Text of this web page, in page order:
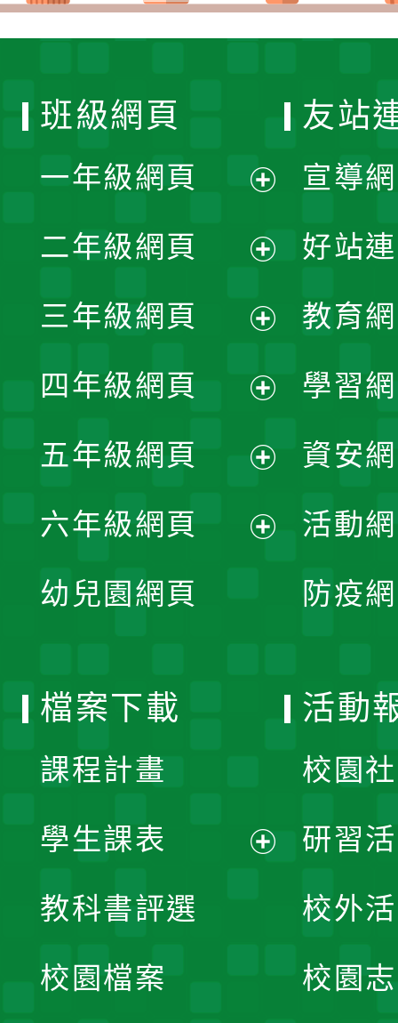
班級網頁
一年級網頁
開
選
單
二年級網頁
開
選
單
三年級網頁
開
選
單
四年級網頁
開
選
五年級網頁
開
六年級網頁
幼兒園網頁
友站
宣導
好站
教育
學習
資安
活動
防疫
檔案下載
課程計畫
學生課表
教科書評選
校園檔案
活動
校園
研習
校外
校園